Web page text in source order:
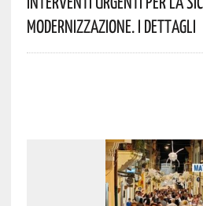
Modernizzazione. I Dettagli